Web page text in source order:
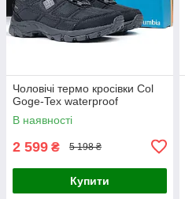
Чоловічі термо кросівки Col
Goge-Tex waterproof
В наявності
2 599 ₴ 5 198 ₴
Купити